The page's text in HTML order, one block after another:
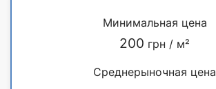
Минимальная цена
200 грн / м²
Среднерыночная цена